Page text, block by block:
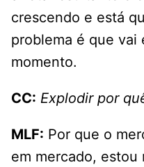
crescendo e está
problema é que vai
momento.
CC: Explodir por
MLF: Por que o
em mercado, estou